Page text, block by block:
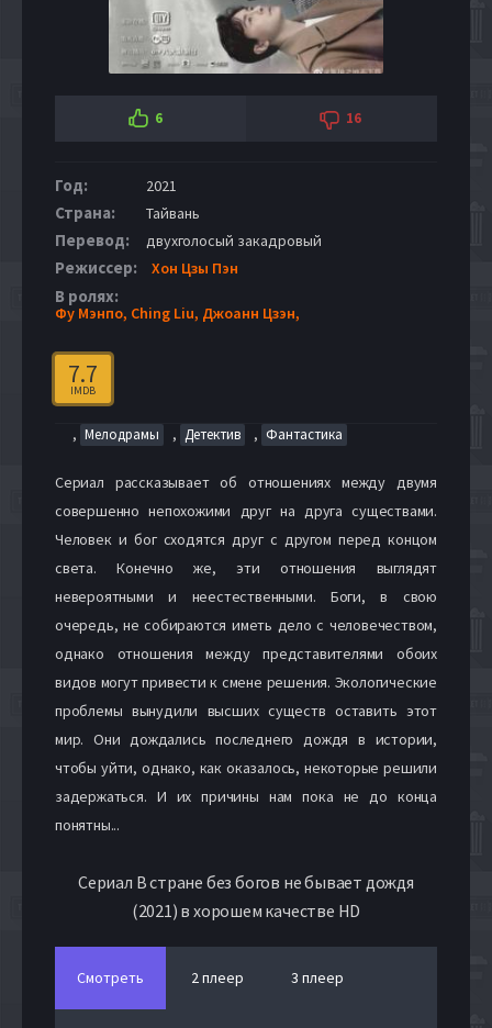
6 16
Год: 2021
Страна: Тайвань
Перевод: двухголосый закадровый
Режиссер: Хон Цзы Пэн
В ролях:
Фу Мэнпо, Ching Liu, Джоанн Цзэн,
7.7
IMDB
, Мелодрамы , Детектив , Фантастика
Сериал рассказывает об отношениях между двумя
совершенно непохожими друг на друга существами.
Человек и бог сходятся друг с другом перед концом
света. Конечно же, эти отношения выглядят
невероятными и неестественными. Боги, в свою
очередь, не собираются иметь дело с человечеством,
однако отношения между представителями обоих
видов могут привести к смене решения. Экологические
проблемы вынудили высших существ оставить этот
мир. Они дождались последнего дождя в истории,
чтобы уйти, однако, как оказалось, некоторые решили
задержаться. И их причины нам пока не до конца
понятны...
Сериал В стране без богов не бывает дождя
(2021) в хорошем качестве HD
Смотреть 2 плеер 3 плеер